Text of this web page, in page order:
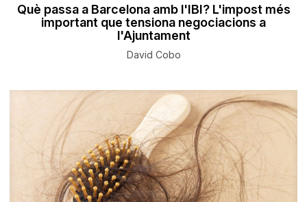
Què passa a Barcelona amb l'IBI? L'impost més
important que tensiona negociacions a
l'Ajuntament
David Cobo